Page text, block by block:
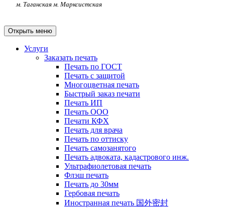
м. Таганская м. Марксистская
Открыть меню
Услуги
Заказать печать
Печать по ГОСТ
Печать с защитой
Многоцветная печать
Быстрый заказ печати
Печать ИП
Печать ООО
Печати КФХ
Печать для врача
Печать по оттиску
Печать самозанятого
Печать адвоката, кадастрового инж.
Ультрафиолетовая печать
Флэш печать
Печать до 30мм
Гербовая печать
Иностранная печать 国外密封